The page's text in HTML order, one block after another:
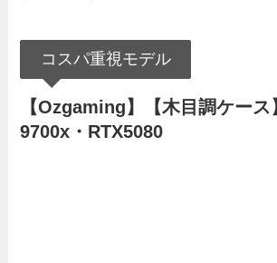
コスパ重視モデル
【Ozgaming】【木目調ケー
9700x・RTX5080